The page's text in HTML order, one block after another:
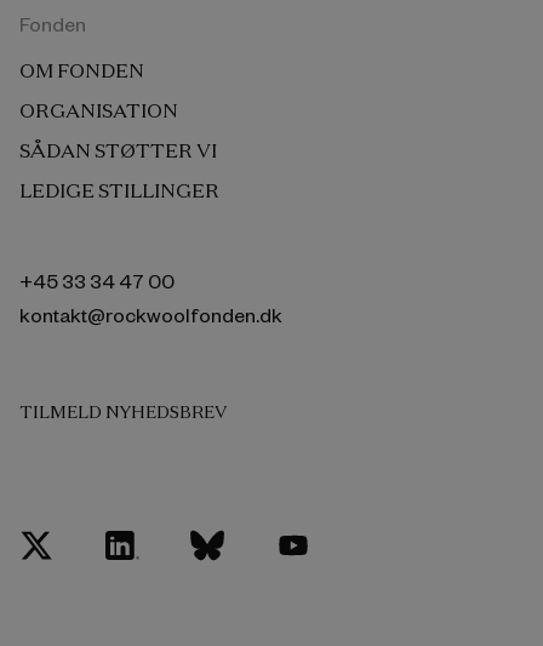
Fonden
OM FONDEN
ORGANISATION
SÅDAN STØTTER VI
LEDIGE STILLINGER
+45 33 34 47 00
kontakt@rockwoolfonden.dk
TILMELD NYHEDSBREV